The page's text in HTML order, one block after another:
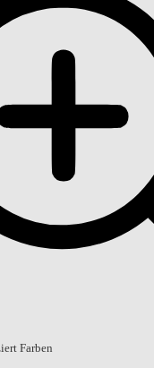
Farben